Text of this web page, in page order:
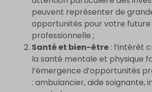
peuvent représenter de
opportunités pour votre
professionnelle ;
Santé et bien-être : l’intérêt
la santé mentale et physique
l’émergence d’opportunités
: ambulancier, aide soignante,